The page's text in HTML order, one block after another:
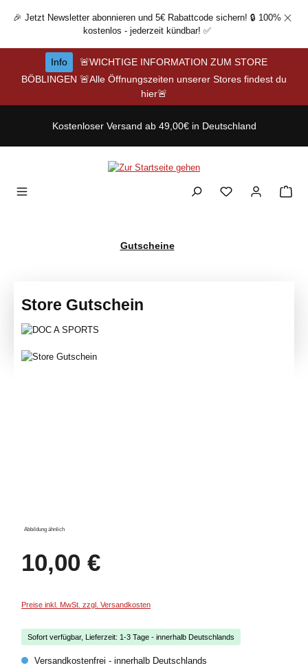
Zum Hauptinhalt springen
🎉 Jetzt Newsletter abonnieren und 5€ Rabattcode sichern! 🔒 100%
kostenlos - jederzeit kündbar! ✅
Info
🚨WICHTIGE INFORMATION ZUM STORE
BÖBLINGEN 🚨Alle Öffnungszeiten unserer Stores findest du
hier🚨
Kostenloser Versand ab 49,00€ in Deutschland
Gutscheine
Store Gutschein
Bildergalerie überspringen
Abbildung ähnlich
10,00 €
Preise inkl. MwSt. zzgl. Versandkosten
Sofort verfügbar, Lieferzeit: 1-3 Tage - innerhalb Deutschlands
Versandkostenfrei - innerhalb Deutschlands